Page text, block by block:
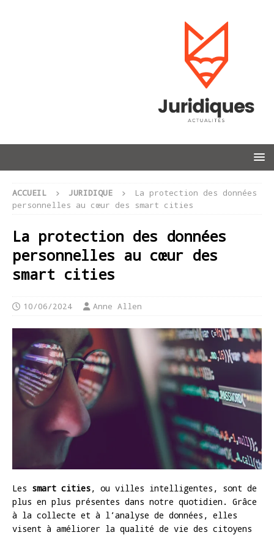
ACCUEIL JURIDIQUE
La protection des données
personnelles au cœur des smart cities
La protection des données
personnelles au cœur des
smart cities
10/06/2024 Anne Allen
Les smart cities, ou villes intelligentes, sont de
plus en plus présentes dans notre quotidien. Grâce
à la collecte et à l’analyse de données, elles
visent à améliorer la qualité de vie des citoyens